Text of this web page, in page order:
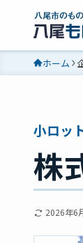
ホーム
小ロッ
株
2026年6